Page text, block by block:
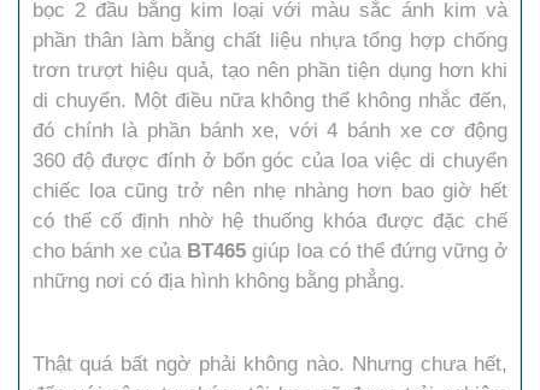
bọc 2 đầu bằng kim loại với màu sắc ánh kim và
phần thân làm bằng chất liệu nhựa tổng hợp chống
trơn trượt hiệu quả, tạo nên phần tiện dụng hơn khi
di chuyển. Một điều nữa không thể không nhắc đến,
đó chính là phần bánh xe, với 4 bánh xe cơ động
360 độ được đính ở bốn góc của loa việc di chuyển
chiếc loa cũng trở nên nhẹ nhàng hơn bao giờ hết
có thể cố định nhờ hệ thuống khóa được đặc chế
cho bánh xe của BT465 giúp loa có thể đứng vững ở
những nơi có địa hình không bằng phẳng.
Thật quá bất ngờ phải không nào. Nhưng chưa hết,